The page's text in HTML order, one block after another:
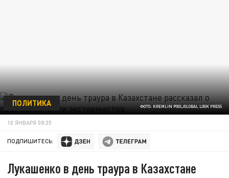
ФОТО: KREMLIN POOL/GLOBAL LOOK PRESS
ПОЛИТИКА
10 ЯНВАРЯ 08:35
ПОДПИШИТЕСЬ:
Лукашенко в день траура в Казахстане